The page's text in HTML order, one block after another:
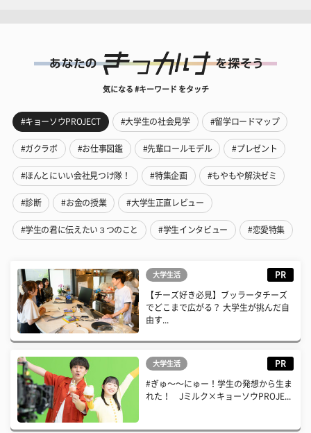
気になる #キーワード をタッチ
#キョーソウPROJECT #大学生の社会見学 #留学ロードマップ
#ガクラボ #お仕事図鑑 #先輩ロールモデル #プレゼント
#ほんとにいい会社見つけ隊！ #特集企画 #もやもや解決ゼミ
#診断 #お金の授業 #大学生正直レビュー
#学生の君に伝えたい３つのこと #学生インタビュー #恋愛特集
大学生活 PR
【チーズ好き必見】ブッラータチーズ
でどこまで広がる？ 大学生が挑んだ自
由す...
大学生活 PR
#ぎゅ〜〜にゅー！学生の発想から生ま
れた！ Jミルク×キョーソウPROJE...